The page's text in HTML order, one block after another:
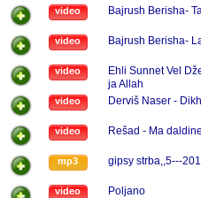
video Bajrush Berisha-
video Bajrush Berisha-
video
Ehli Sunnet Vel
ja Allah
video Derviš Naser -
video Rešad - Ma
mp3 gipsy strba,,5---
video Poljano